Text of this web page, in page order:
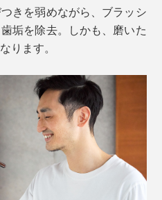
きを弱めながら、ブラッシ
垢を除去。しかも、磨いた
ります。